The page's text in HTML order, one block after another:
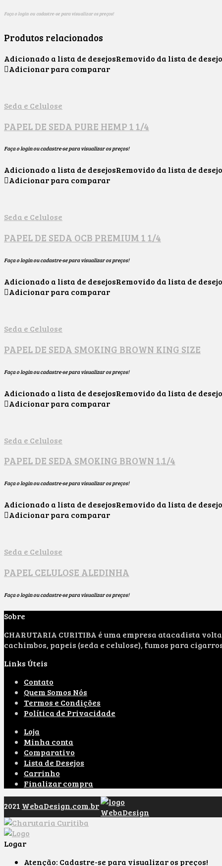
Faça o login ou cadastre-se para visualizar os preços!
Produtos relacionados
Adicionado a lista de desejosRemovido da lista de
Adicionar para comparar
Seda e Celulose
PAPEL DE SEDA PURE HEMP 1 1/4
Faça o login ou cadastre-se para visualizar os preços!
Adicionado a lista de desejosRemovido da lista de
Adicionar para comparar
Seda e Celulose
PAPEL DE SEDA OCB PREMIUM 1 1/4
Faça o login ou cadastre-se para visualizar os preços!
Adicionado a lista de desejosRemovido da lista de
Adicionar para comparar
Seda e Celulose
PAPEL DE SEDA SMOKING BROWN KING SIZE
Faça o login ou cadastre-se para visualizar os preços!
Adicionado a lista de desejosRemovido da lista de
Adicionar para comparar
Seda e Celulose
PAPEL DE SEDA SMOKING BROWN 1.1/4
Faça o login ou cadastre-se para visualizar os preços!
Adicionado a lista de desejosRemovido da lista de
Adicionar para comparar
Seda e Celulose
PAPEL CELULOSE ALEDINHA
Faça o login ou cadastre-se para visualizar os preços!
Sobre
CHARUTARIA CURITIBA é uma empresa atacadista
cachimbos, papeis (seda e celulose), fumos para
Links Úteis
Contato
Quem Somos Nós
Termos e Condições
Política de Privacidade
Loja
Minha conta
Comparativo
Lista de Desejos
Carrinho
Finalizar compra
2021 WebaDesign.com.br
Logar
Atenção: Cadastre-se para visualizar os preços!